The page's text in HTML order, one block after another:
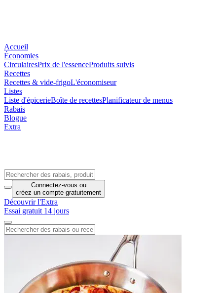
Accueil
Économies
CirculairesPrix de l'essenceProduits suivis
Recettes
Recettes & vide-frigoL'économiseur
Listes
Liste d'épicerieBoîte de recettesPlanificateur de menus
Rabais
Blogue
Extra
Connectez-vous ou
créez un compte gratuitement
Découvrir l'Extra
Essai gratuit 14 jours